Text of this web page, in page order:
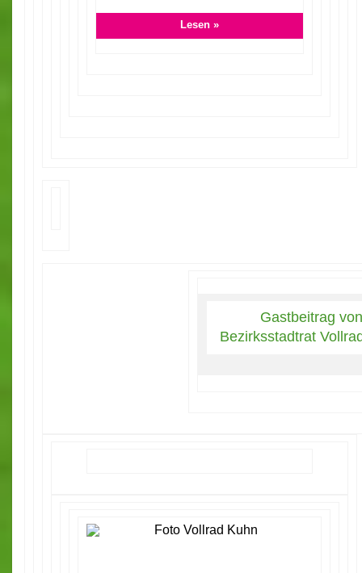
Lesen »
Gastbeitrag von
Bezirksstadtrat